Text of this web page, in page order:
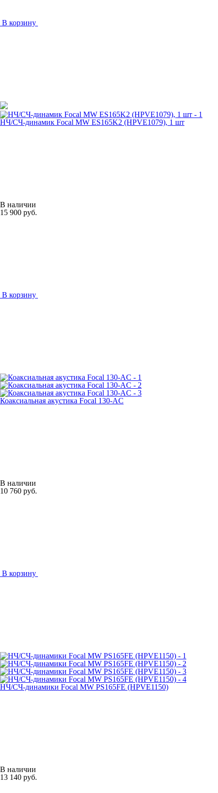
В корзину
НЧ/СЧ-динамик Focal MW ES165K2 (HPVE1079), 1 шт
В наличии
15 900 руб.
В корзину
Коаксиальная акустика Focal 130-AC
В наличии
10 760 руб.
В корзину
НЧ/СЧ-динамики Focal MW PS165FE (HPVE1150)
В наличии
13 140 руб.